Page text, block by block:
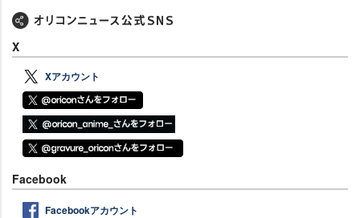
X
Xアカウント
Facebook
Facebookアカウント